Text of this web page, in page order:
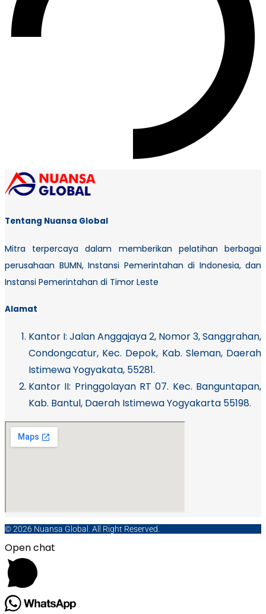
Tentang Nuansa Global
Mitra terpercaya dalam memberikan pelatihan berbagai
perusahaan BUMN, Instansi Pemerintahan di Indonesia, dan
Instansi Pemerintahan di Timor Leste
Alamat
Kantor I: Jalan Anggajaya 2, Nomor 3, Sanggrahan,
Condongcatur, Kec. Depok, Kab. Sleman, Daerah
Istimewa Yogyakata, 55281.
Kantor II: Pringgolayan RT 07. Kec. Banguntapan,
Kab. Bantul, Daerah Istimewa Yogyakarta 55198.
© 2026 Nuansa Global. All Right Reserved.
Open chat